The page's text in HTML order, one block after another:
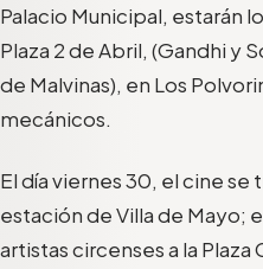
Palacio Municipal, estarán
Plaza 2 de Abril, (Gandhi y
de Malvinas), en Los
mecánicos.
El día viernes 30, el cine se
estación de Villa de Mayo;
artistas circenses a la Plaza